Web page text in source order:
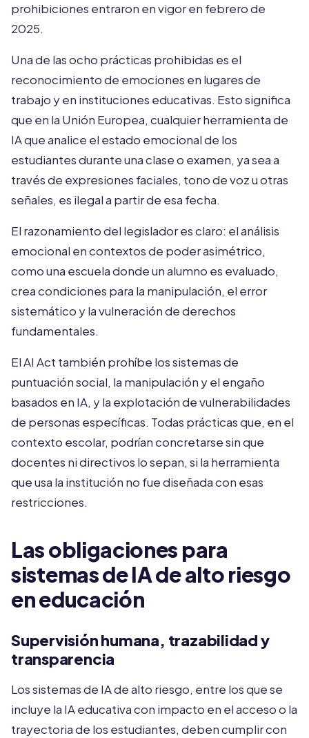
prohibiciones entraron en vigor en febrero de
2025.
Una de las ocho prácticas prohibidas es el
reconocimiento de emociones en lugares de
trabajo y en instituciones educativas. Esto significa
que en la Unión Europea, cualquier herramienta de
IA que analice el estado emocional de los
estudiantes durante una clase o examen, ya sea a
través de expresiones faciales, tono de voz u otras
señales, es ilegal a partir de esa fecha.
El razonamiento del legislador es claro: el análisis
emocional en contextos de poder asimétrico,
como una escuela donde un alumno es evaluado,
crea condiciones para la manipulación, el error
sistemático y la vulneración de derechos
fundamentales.
El AI Act también prohíbe los sistemas de
puntuación social, la manipulación y el engaño
basados en IA, y la explotación de vulnerabilidades
de personas específicas. Todas prácticas que, en el
contexto escolar, podrían concretarse sin que
docentes ni directivos lo sepan, si la herramienta
que usa la institución no fue diseñada con esas
restricciones.
Las obligaciones para
sistemas de IA de alto riesgo
en educación
Supervisión humana, trazabilidad y
transparencia
Los sistemas de IA de alto riesgo, entre los que se
incluye la IA educativa con impacto en el acceso o la
trayectoria de los estudiantes, deben cumplir con